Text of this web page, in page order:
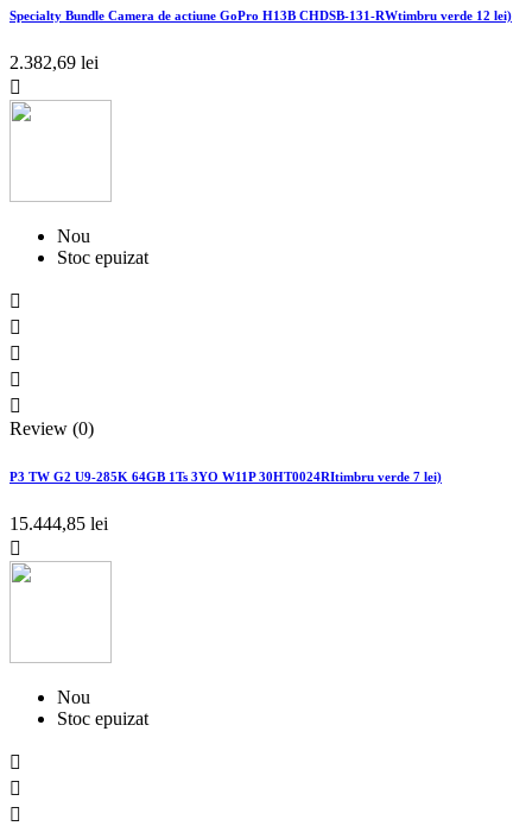
Specialty Bundle Camera de actiune GoPro H13B CHDSB-131-RWtimbru verde 12 lei)
2.382,69 lei

Nou
Stoc epuizat





Review (0)
P3 TW G2 U9-285K 64GB 1Ts 3YO W11P 30HT0024RItimbru verde 7 lei)
15.444,85 lei

Nou
Stoc epuizat


